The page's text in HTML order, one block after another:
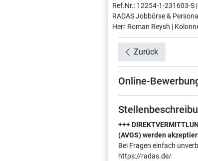
Ref.Nr.: 12254-1-231603-S |
RADAS Jobbörse &
Herr Roman Reysh |
Zurück
Online-
+++
(AVGS) werden
Bei Fragen einfach
https://radas.de/